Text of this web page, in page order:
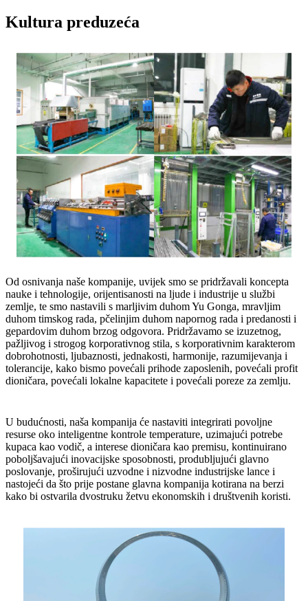
Kultura preduzeća
Od osnivanja naše kompanije, uvijek smo se pridržavali koncepta
nauke i tehnologije, orijentisanosti na ljude i industrije u službi
zemlje, te smo nastavili s marljivim duhom Yu Gonga, mravljim
duhom timskog rada, pčelinjim duhom napornog rada i predanosti i
gepardovim duhom brzog odgovora. Pridržavamo se izuzetnog,
pažljivog i strogog korporativnog stila, s korporativnim karakterom
dobrohotnosti, ljubaznosti, jednakosti, harmonije, razumijevanja i
tolerancije, kako bismo povećali prihode zaposlenih, povećali profit
dioničara, povećali lokalne kapacitete i povećali poreze za zemlju.
U budućnosti, naša kompanija će nastaviti integrirati povoljne
resurse oko inteligentne kontrole temperature, uzimajući potrebe
kupaca kao vodič, a interese dioničara kao premisu, kontinuirano
poboljšavajući inovacijske sposobnosti, produbljujući glavno
poslovanje, proširujući uzvodne i nizvodne industrijske lance i
nastojeći da što prije postane glavna kompanija kotirana na berzi
kako bi ostvarila dvostruku žetvu ekonomskih i društvenih koristi.